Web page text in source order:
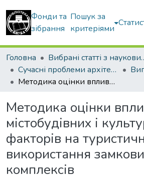
Фонди та
зібрання
Пошук за
критеріями
Головна
Вибрані
Сучасні проблеми архітектури та містобудування
Методика оцінки впливу містобудівних і культурологічних факторів на туристичне використання замкових комплексів
Методика оцінки
містобудівних і
факторів на
використання
комплексів